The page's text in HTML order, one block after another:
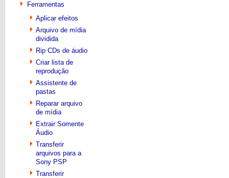
Ferramentas
Aplicar efeitos
Arquivo de mídia
dividida
Rip CDs de áudio
Criar lista de
reprodução
Assistente de
pastas
Reparar arquivo
de mídia
Extrair Somente
Áudio
Transferir
arquivos para a
Sony PSP
Transferir